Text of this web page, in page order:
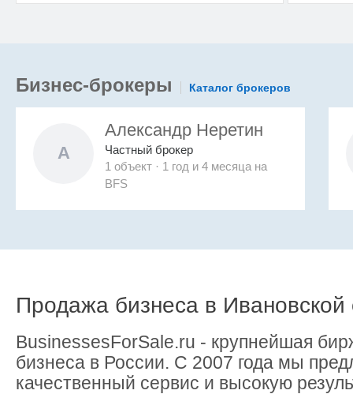
Бизнес-брокеры Каталог брокеров
А
Александр Неретин
Частный брокер
1 объект · 1 год и 4 месяца на
BFS
Продажа бизнеса в Ивановской
BusinessesForSale.ru - крупнейшая
бизнеса в России. С 2007 года мы
качественный сервис и высокую